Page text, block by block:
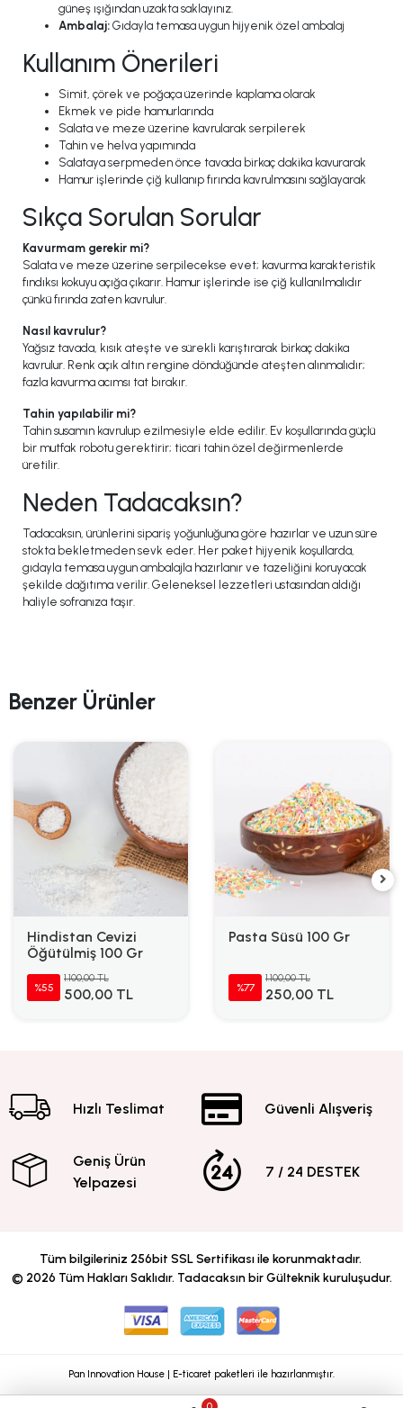
güneş ışığından uzakta saklayınız.
Ambalaj: Gıdayla temasa uygun hijyenik özel ambalaj
Kullanım Önerileri
Simit, çörek ve poğaça üzerinde kaplama olarak
Ekmek ve pide hamurlarında
Salata ve meze üzerine kavrularak serpilerek
Tahin ve helva yapımında
Salataya serpmeden önce tavada birkaç dakika kavurarak
Hamur işlerinde çiğ kullanıp fırında kavrulmasını sağlayarak
Sıkça Sorulan Sorular
Kavurmam gerekir mi?
Salata ve meze üzerine serpilecekse evet; kavurma karakteristik
fındıksı kokuyu açığa çıkarır. Hamur işlerinde ise çiğ kullanılmalıdır
çünkü fırında zaten kavrulur.
Nasıl kavrulur?
Yağsız tavada, kısık ateşte ve sürekli karıştırarak birkaç dakika
kavrulur. Renk açık altın rengine döndüğünde ateşten alınmalıdır;
fazla kavurma acımsı tat bırakır.
Tahin yapılabilir mi?
Tahin susamın kavrulup ezilmesiyle elde edilir. Ev koşullarında güçlü
bir mutfak robotu gerektirir; ticari tahin özel değirmenlerde
üretilir.
Neden Tadacaksın?
Tadacaksın, ürünlerini sipariş yoğunluğuna göre hazırlar ve uzun süre
stokta bekletmeden sevk eder. Her paket hijyenik koşullarda,
gıdayla temasa uygun ambalajla hazırlanır ve tazeliğini koruyacak
şekilde dağıtıma verilir. Geleneksel lezzetleri ustasından aldığı
haliyle sofranıza taşır.
Benzer Ürünler
Hindistan Cevizi
Öğütülmiş 100 Gr
%55
1.100,00 TL
500,00 TL
Pasta Süsü 100 Gr
%77
1.100,00 TL
250,00 TL
Hızlı Teslimat Güvenli Alışveriş
Geniş Ürün
Yelpazesi
7 / 24 DESTEK
Tüm bilgileriniz 256bit SSL Sertifikası ile korunmaktadır.
© 2026 Tüm Hakları Saklıdır. Tadacaksın bir Gülteknik kuruluşudur.
Pan Innovation House | E-ticaret paketleri ile hazırlanmıştır.